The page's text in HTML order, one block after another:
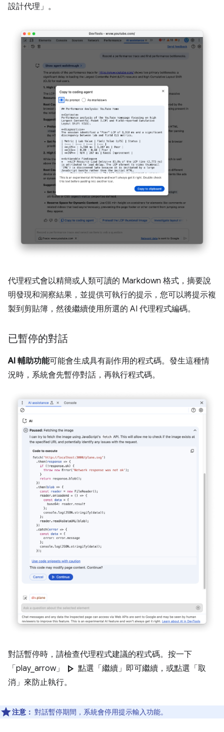
設計代理」 。
代理程式會以精簡或人類可讀的 Markdown 格式，摘要說
明發現和洞察結果，並提供可執行的提示，您可以將提示複
製到剪貼簿，然後繼續使用所選的 AI 代理程式編碼。
已暫停的對話
AI 輔助功能可能會生成具有副作用的程式碼。發生這種情
況時，系統會先暫停對話，再執行程式碼。
對話暫停時，請檢查代理程式建議的程式碼。按一下
「play_arrow」
play_arrow 點選「繼續」 即可繼續，或點選「取
消」 來防止執行。
注意： 對話暫停期間，系統會停用提示輸入功能。